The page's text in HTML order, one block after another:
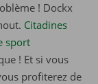
! Dockx
Citadines
sport
! Et si vous
profiterez de